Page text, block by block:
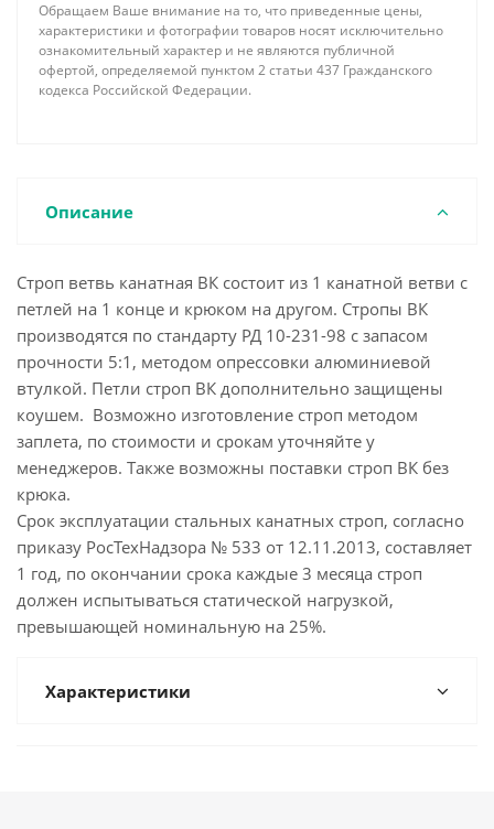
Обращаем Ваше внимание на то, что приведенные цены,
характеристики и фотографии товаров носят исключительно
ознакомительный характер и не являются публичной
офертой, определяемой пунктом 2 статьи 437 Гражданского
кодекса Российской Федерации.
Описание
Строп ветвь канатная ВК состоит из 1 канатной ветви с
петлей на 1 конце и крюком на другом. Стропы ВК
производятся по стандарту РД 10-231-98 с запасом
прочности 5:1, методом опрессовки алюминиевой
втулкой. Петли строп ВК дополнительно защищены
коушем. Возможно изготовление строп методом
заплета, по стоимости и срокам уточняйте у
менеджеров. Также возможны поставки строп ВК без
крюка.
Срок эксплуатации стальных канатных строп, согласно
приказу РосТехНадзора № 533 от 12.11.2013, составляет
1 год, по окончании срока каждые 3 месяца строп
должен испытываться статической нагрузкой,
превышающей номинальную на 25%.
Характеристики